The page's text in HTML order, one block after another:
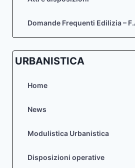
Domande Frequenti Edilizia –
URBANISTICA
Home
News
Modulistica Urbanistica
Disposizioni operative